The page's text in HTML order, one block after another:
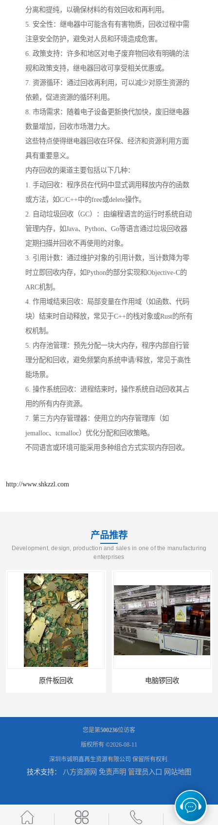
分离和提纯，以确保材料的有效回收和再利用。
5. 安全性：继电器中可能含有有害物质，回收过程中需
注意安全防护，避免对人员和环境造成危害。
6. 政策支持：许多和地区对电子废弃物回收有明确的法
规和政策支持，继电器回收可享受相关优惠或。
7. 资源循环：通过回收再利用，可以减少对原生资源的
依赖，促进资源的循环利用。
8. 市场需求：随着电子设备更新换代加快，废旧继电器
数量增加，回收市场潜力大。
这些特点使得继电器回收在环保、经济和资源利用方面
具有重要意义。
内存回收的渠道主要包括以下几种：
1. 手动回收：程序员在代码中显式调用释放内存的函数
或方法，如C/C++中的free或delete操作。
2. 自动垃圾回收（GC）：由编程语言的运行时系统自动
管理内存，如Java、Python、Go等语言通过垃圾回收器
定期扫描并回收不再使用的对象。
3. 引用计数：通过维护对象的引用计数，当计数降为零
时立即回收内存，如Python的部分实现和Objective-C的
ARC机制。
4. 作用域结束回收：局部变量在作用域（如函数、代码
块）结束时自动释放，常见于C++的栈对象或Rust的所有
权机制。
5. 内存池管理：预先分配一块大内存，程序内部自行管
理分配和回收，避免频繁向系统申请/释放，常见于高性
能场景。
6. 操作系统回收：进程结束时，操作系统自动回收其占
用的所有内存资源。
7. 第三方内存管理器：使用立的内存管理库（如
jemalloc、tcmalloc）优化分配和回收策略。
不同语言或环境可能采用多种组合方式实现内存回收。
http://www.shkzzl.com
产品推荐
Development, design, production and sales in one of the manufacturing
enterprises
电脑锣回收
回收机器设备 配件设备回收
您是第500236位访客
版权所有 ©2026-08-11
深圳市诚明鑫再生资源有限公司 保留所有权利.
技术支持： 八方资源网 免责声明 管理员入口 网站地图